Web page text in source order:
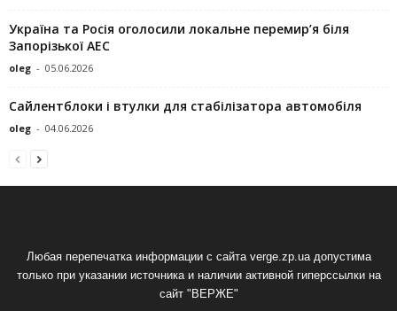
Україна та Росія оголосили локальне перемир’я біля
Запорізької АЕС
oleg - 05.06.2026
Сайлентблоки і втулки для стабілізатора автомобіля
oleg - 04.06.2026
Любая перепечатка информации с сайта verge.zp.ua допустима
только при указании источника и наличии активной гиперссылки на
сайт "ВЕРЖЕ"